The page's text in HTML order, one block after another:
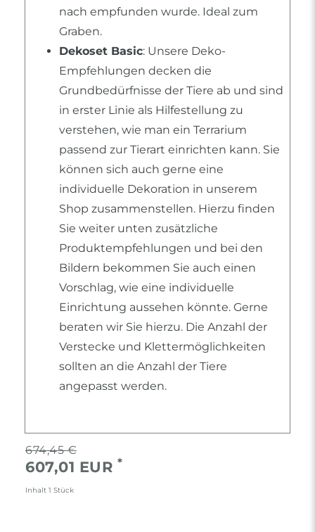
nach empfunden wurde. Ideal zum
Graben.
Dekoset Basic: Unsere Deko-
Empfehlungen decken die
Grundbedürfnisse der Tiere ab und sind
in erster Linie als Hilfestellung zu
verstehen, wie man ein Terrarium
passend zur Tierart einrichten kann. Sie
können sich auch gerne eine
individuelle Dekoration in unserem
Shop zusammenstellen. Hierzu finden
Sie weiter unten zusätzliche
Produktempfehlungen und bei den
Bildern bekommen Sie auch einen
Vorschlag, wie eine individuelle
Einrichtung aussehen könnte. Gerne
beraten wir Sie hierzu. Die Anzahl der
Verstecke und Klettermöglichkeiten
sollten an die Anzahl der Tiere
angepasst werden.
674,45 €
607,01 EUR *
Inhalt 1 Stück